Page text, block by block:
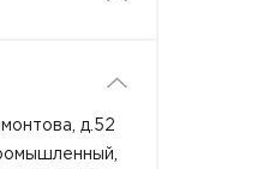
д.52